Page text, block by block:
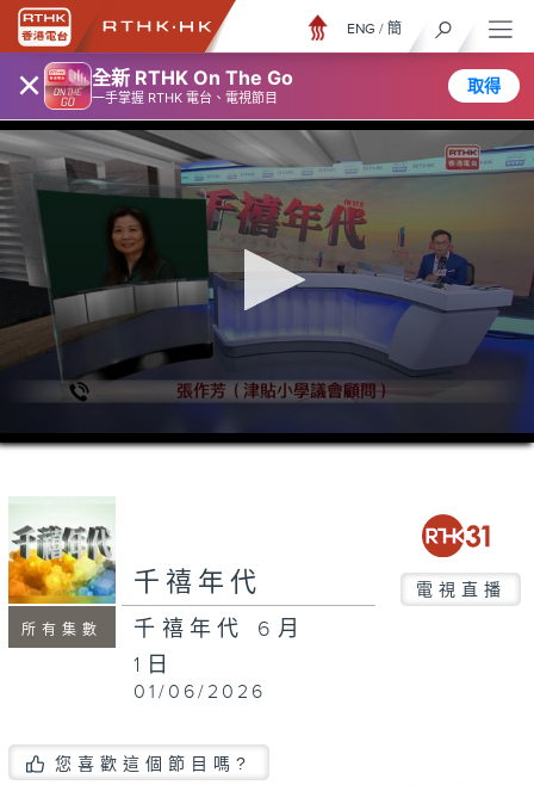
× 全新 RTHK On The Go
一手掌握 RTHK 電台、電視節目
取得
ENG / 簡
0
seconds
15
minutes,
0
所有集數
千禧年代 電視直播
千禧年代 6月
1日
01/06/2026
您喜歡這個節目嗎?